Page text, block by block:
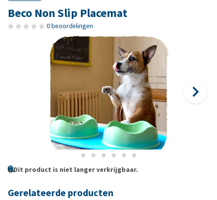
Beco Non Slip Placemat
0 beoordelingen
Dit product is niet langer verkrijgbaar.
Gerelateerde producten